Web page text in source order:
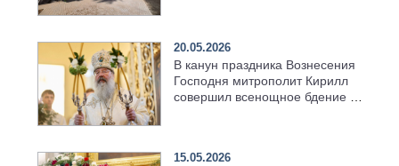
20.05.2026
В канун праздника Вознесения
Господня митрополит Кирилл
совершил всенощное бдение в
15.05.2026